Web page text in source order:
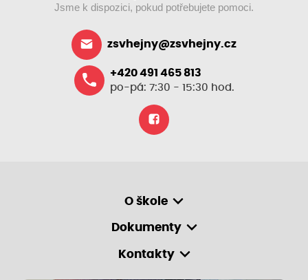
Jsme k dispozici, pokud potřebujete pomoci.
zsvhejny@zsvhejny.cz
+420 491 465 813
po-pá: 7:30 - 15:30 hod.
O škole
Dokumenty
Kontakty